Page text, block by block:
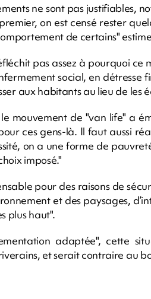
ne sont pas justifiables,
on est censé rester
de certains"
pas assez à pourquoi ce
social, en
aux habitants au lieu de les
mouvement de "van life" a
ces gens-là. Il faut aussi
on a une forme de
imposé."
pour des raisons de
et des paysages,
plus haut".
adaptée", cette
et serait contraire au